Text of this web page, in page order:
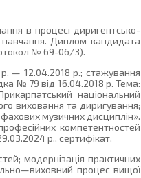
в процесі диригентсько-
навчання. Диплом кандидата
№ 69-06/З).
— 12.04.2018 р.; стажування
№ 79 від 16.04.2018 р. Тема:
національний
виховання та диригування;
музичних дисциплін».
компетентностей
р., сертифікат.
модернізація практичних
процес вищої